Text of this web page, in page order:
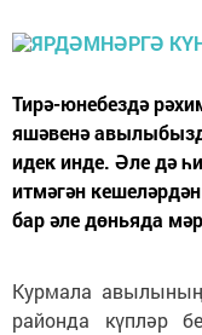
Тирә-юнебездә
яшәвенә
идек инде. Әле дә
итмәгән
бар әле дөньяда
Курмала авылының
районда күпләр